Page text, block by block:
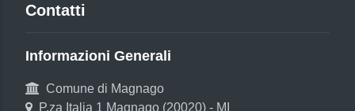
Contatti
Informazioni Generali
Comune di Magnago
P.za Italia 1 Magnago (20020) - MI